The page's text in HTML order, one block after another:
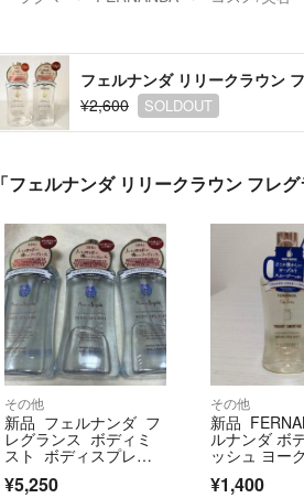
フェルナンダ リリークラウン
¥2,600
SOLDOUT
「フェルナンダ リリークラウン フレ
その他
新品 フェルナンダ フ
レグランス ボディミ
スト ボディスプレ
ー ３本
¥5,250
その他
新品
ルナンダ ボ
ッシュ ヨー
ージー
¥1,400